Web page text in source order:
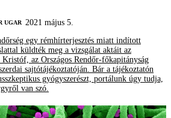
UGAR
2021 május 5.
egy rémhírterjesztés miatt indított
küldték meg a vizsgálat aktáit az
az Országos Rendőr-főkapitányság
sajtótájékoztatóján. Bár a tájékoztatón
gyógyszerészt, portálunk úgy tudja,
van szó.